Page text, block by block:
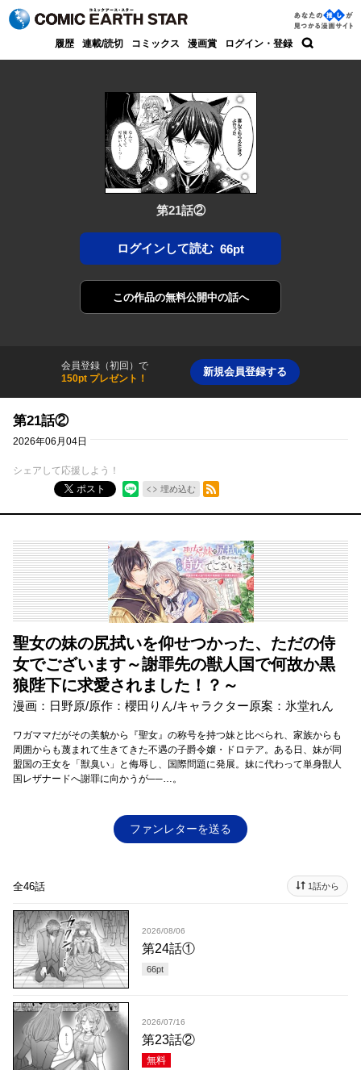
コミック アース・スター
あなた
の推し
履歴 連載/読切 コミックス 漫画賞 ログイン・登録
第21話②
ログインして読む 66pt
この作品の無料公開中の話へ
会員登録（初回）で
150pt プレゼント！
新規会員登録する
第21話②
2026年06月04日
シェアして応援しよう！
ポスト
埋め込む
RSSフィード
聖女の妹の尻拭いを仰せつかった、ただの侍
女でございます～謝罪先の獣人国で何故か黒
狼陛下に求愛されました！？～
漫画：日野原/原作：櫻田りん/キャラクター原案：氷堂れん
ワガママだがその美貌から『聖女』の称号を持つ妹と比べられ、家族からも
周囲からも蔑まれて生きてきた不遇の子爵令嬢・ドロテア。ある日、妹が同
盟国の王女を「獣臭い」と侮辱し、国際問題に発展。妹に代わって単身獣人
国レザナードへ謝罪に向かうが──…。
ファンレターを送る
全46話 1話から
2026/08/06
第24話①
66pt
2026/07/16
第23話②
無料